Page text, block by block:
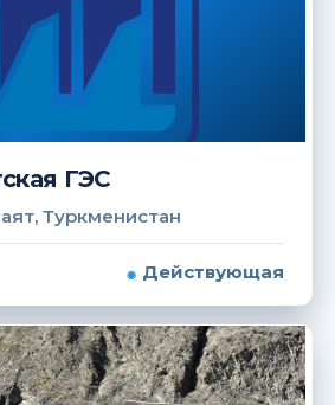
ГЭС
Туркменистан
Действующая